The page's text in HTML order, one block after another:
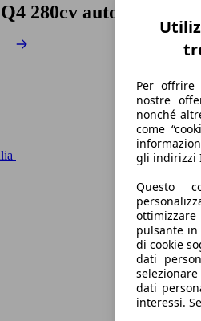
280cv auto
Per offrire
nostre
nonché
come
gli indirizzi
Questo
pulsante in
di cookie
dati
dati
interessi. Se